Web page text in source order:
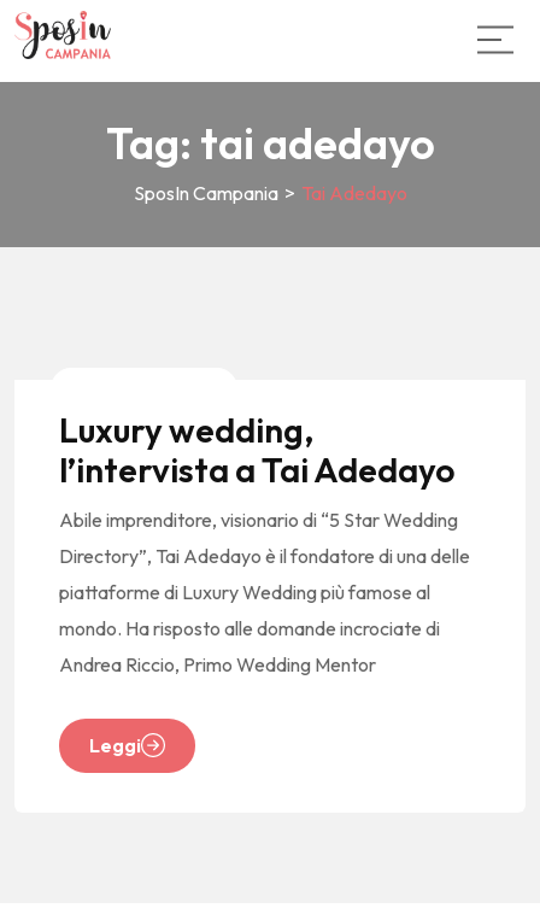
Tag: tai adedayo
SposIn Campania > Tai Adedayo
Luxury wedding,
l’intervista a Tai Adedayo
Abile imprenditore, visionario di “5 Star Wedding
Directory”, Tai Adedayo è il fondatore di una delle
piattaforme di Luxury Wedding più famose al
mondo. Ha risposto alle domande incrociate di
Andrea Riccio, Primo Wedding Mentor
Leggi